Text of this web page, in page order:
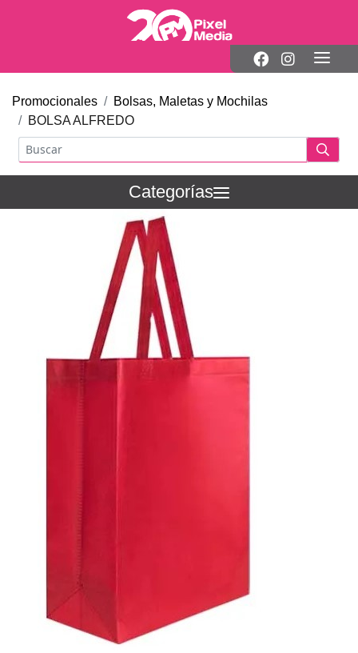
Promocionales
Bolsas, Maletas y Mochilas
BOLSA ALFREDO
Categorías